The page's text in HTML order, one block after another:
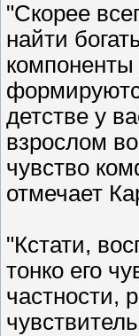
"Скорее
найти
детстве у
взрослом
чувство
отмечает
"Кстати,
тонко его
частности,